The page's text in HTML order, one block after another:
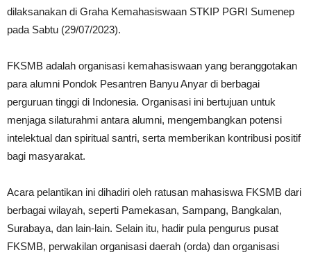
dilaksanakan di Graha Kemahasiswaan STKIP PGRI Sumenep
pada Sabtu (29/07/2023).
FKSMB adalah organisasi kemahasiswaan yang beranggotakan
para alumni Pondok Pesantren Banyu Anyar di berbagai
perguruan tinggi di Indonesia. Organisasi ini bertujuan untuk
menjaga silaturahmi antara alumni, mengembangkan potensi
intelektual dan spiritual santri, serta memberikan kontribusi positif
bagi masyarakat.
Acara pelantikan ini dihadiri oleh ratusan mahasiswa FKSMB dari
berbagai wilayah, seperti Pamekasan, Sampang, Bangkalan,
Surabaya, dan lain-lain. Selain itu, hadir pula pengurus pusat
FKSMB, perwakilan organisasi daerah (orda) dan organisasi